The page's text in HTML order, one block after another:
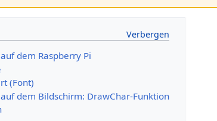
dem Raspberry Pi
(Font)
dem Bildschirm: DrawChar-Funktion